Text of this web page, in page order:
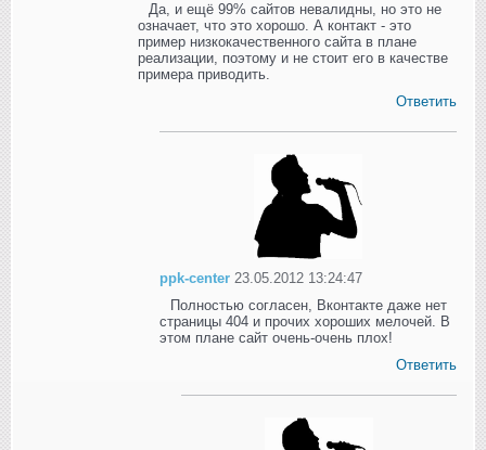
Да, и ещё 99% сайтов невалидны, но это не
означает, что это хорошо. А контакт - это
пример низкокачественного сайта в плане
реализации, поэтому и не стоит его в качестве
примера приводить.
Ответить
ppk-center 23.05.2012 13:24:47
Полностью согласен, Вконтакте даже нет
страницы 404 и прочих хороших мелочей. В
этом плане сайт очень-очень плох!
Ответить